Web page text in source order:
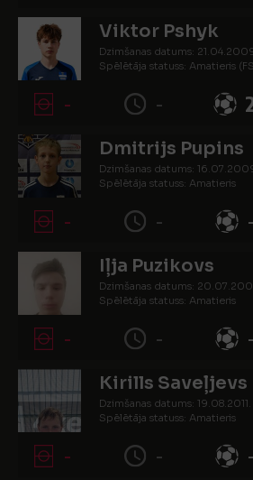
Viktor Pshyk
Dzimšanas datums:
Spēlētāja statuss: Amatieris
- -
Dmitrijs Pupins
Dzimšanas datums:
Spēlētāja statuss: Amatieris
- - -
Iļja Puzikovs
Dzimšanas datums:
Spēlētāja statuss: Amatieris
- - -
Kirills Saveļjevs
Dzimšanas datums: 19.08.2011.
Spēlētāja statuss: Amatieris
- - -